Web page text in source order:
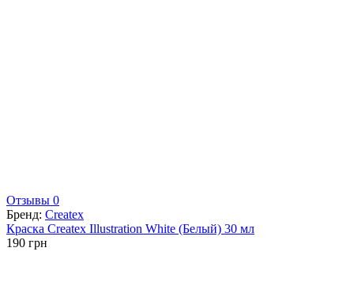
Отзывы 0
Бренд: Createx
Краска Createx Illustration White (Белый) 30 мл
190 грн